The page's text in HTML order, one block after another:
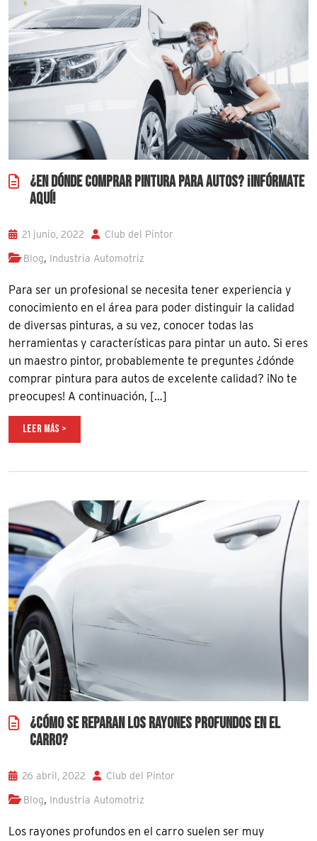
¿EN DÓNDE COMPRAR PINTURA PARA AUTOS? ¡INFÓRMATE
AQUÍ!
21 junio, 2022 Club del Pintor
Blog, Industria Automotriz
Para ser un profesional se necesita tener experiencia y
conocimiento en el área para poder distinguir la calidad
de diversas pinturas, a su vez, conocer todas las
herramientas y características para pintar un auto. Si eres
un maestro pintor, probablemente te preguntes ¿dónde
comprar pintura para autos de excelente calidad? ¡No te
preocupes! A continuación, […]
LEER MÁS >
¿CÓMO SE REPARAN LOS RAYONES PROFUNDOS EN EL
CARRO?
26 abril, 2022 Club del Pintor
Blog, Industria Automotriz
Los rayones profundos en el carro suelen ser muy